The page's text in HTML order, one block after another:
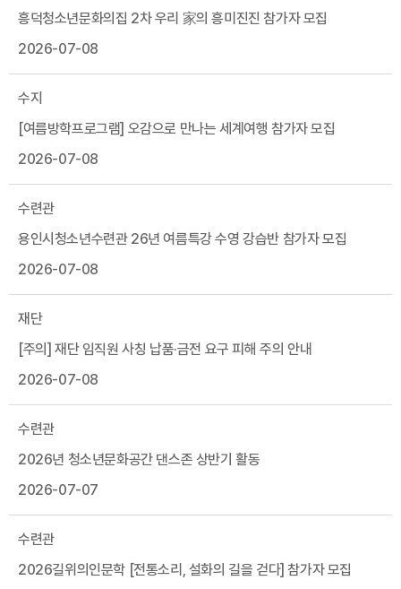
흥덕청소년문화의집 2차 우리 家의 흥미진진 참가자 모집
2026-07-08
수지
[여름방학프로그램] 오감으로 만나는 세계여행 참가자 모집
2026-07-08
수련관
용인시청소년수련관 26년 여름특강 수영 강습반 참가자 모집
2026-07-08
재단
[주의] 재단 임직원 사칭 납품·금전 요구 피해 주의 안내
2026-07-08
수련관
2026년 청소년문화공간 댄스존 상반기 활동
2026-07-07
수련관
2026길위의인문학 [전통소리, 설화의 길을 걷다] 참가자 모집